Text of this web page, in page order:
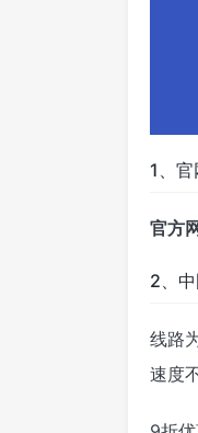
1、官
官方
2、
线路
速度